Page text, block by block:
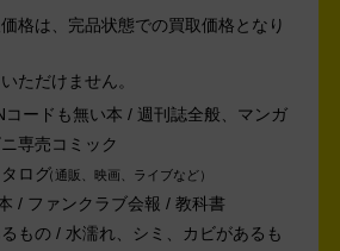
格は、完品状態での買取価格となり
ただけません。
コードも無い本 / 週刊誌全般、マンガ
専売コミック
ログ 通販、映画、ライブなど
/ ファンクラブ会報 / 教科書
もの / 水濡れ、シミ、カビがあるも